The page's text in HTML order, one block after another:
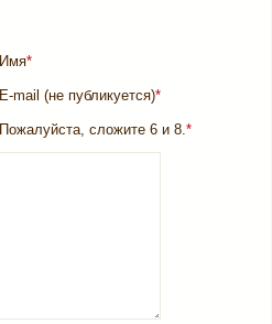
Имя*
E-mail (не публикуется)*
Пожалуйста, сложите 6 и 8.*